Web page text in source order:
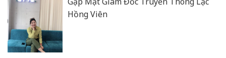
Hồng Viên